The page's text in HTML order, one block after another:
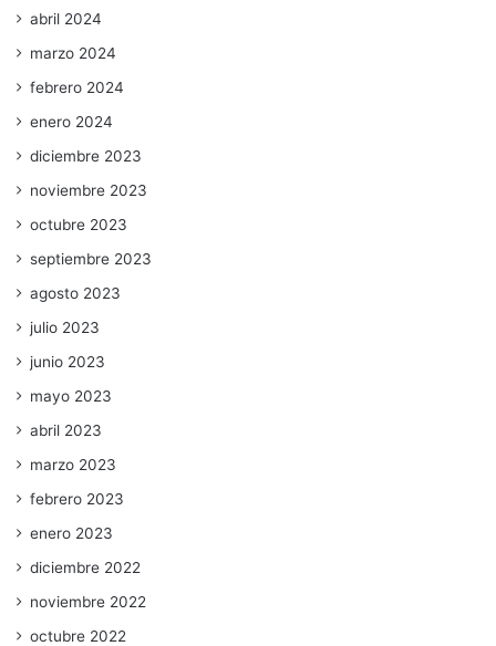
abril 2024
marzo 2024
febrero 2024
enero 2024
diciembre 2023
noviembre 2023
octubre 2023
septiembre 2023
agosto 2023
julio 2023
junio 2023
mayo 2023
abril 2023
marzo 2023
febrero 2023
enero 2023
diciembre 2022
noviembre 2022
octubre 2022